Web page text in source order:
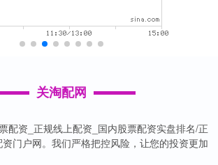
关淘配网
配资_正规线上配资_国内股票配资实盘排名/正
门户网。我们严格把控风险，让您的投资更加